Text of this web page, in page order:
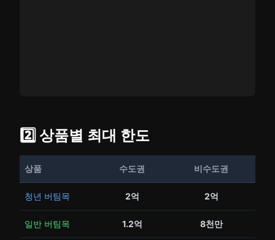
2️⃣ 상품별 최대 한도
상품 수도권 비수도권
청년 버팀목 2억 2억
일반 버팀목 1.2억 8천만